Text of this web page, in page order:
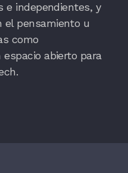
e independientes, y
el pensamiento u
como
abierto para